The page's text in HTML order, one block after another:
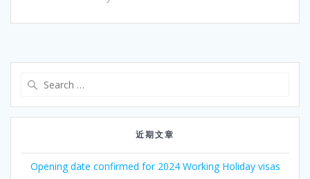
近期文章
Opening date confirmed for 2024 Working Holiday visas